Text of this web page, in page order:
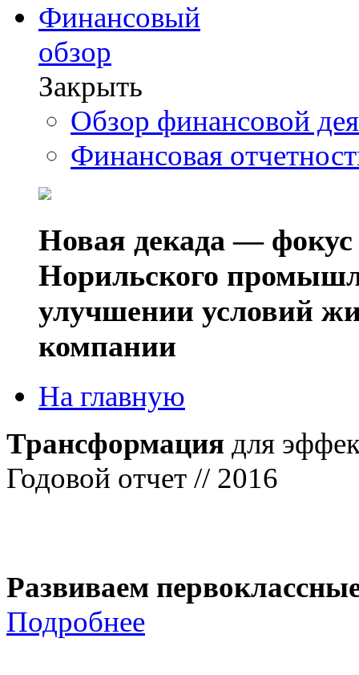
Финансовый
обзор
Закрыть
Обзор финансовой
Финансовая
Новая декада — фокус
Норильского
улучшении условий
компании
На главную
Трансформация для
Годовой отчет // 2016
Развиваем
Подробнее